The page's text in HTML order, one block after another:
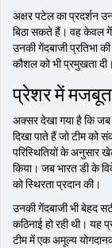
अक्षर पटेल का प्रदर्शन
बिठा सकते हैं। वह केवल
उनकी गेंदबाजी प्रतिभा
कौशल को भी प्रमुखता दी।
प्रेशर में मजबूत
अक्सर देखा गया है कि जब
दिखा पाते हैं जो टीम को
परिस्थितियों के अनुसार
किया। जब भारत डी के
को स्थिरता प्रदान की।
उनकी गेंदबाजी भी बेहद
कठिनाई हो रही थी। यह
टीम में एक अमूल्य